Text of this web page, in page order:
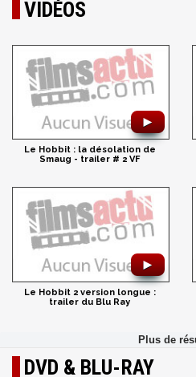
VIDÉOS
►
Le Hobbit : la désolation de
Smaug - trailer # 2 VF
►
Le Hobbit 2 version longue :
trailer du Blu Ray
DVD & BLU-RAY